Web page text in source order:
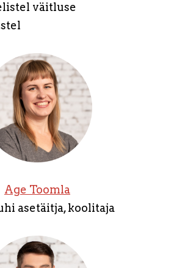
väitluse
Age Toomla
asetäitja, koolitaja